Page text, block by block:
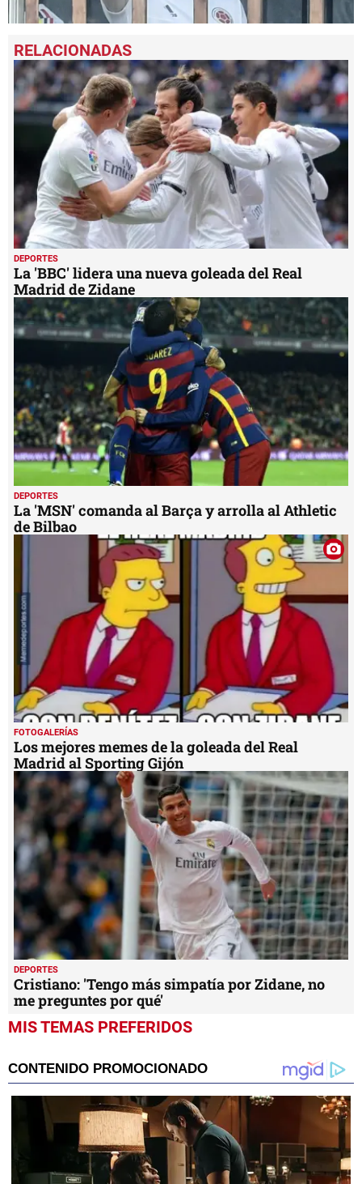
seconds
of
1
minute,
4
seconds
DEPORTES
La 'BBC' lidera una nueva goleada del Real
Madrid de Zidane
DEPORTES
La 'MSN' comanda al Barça y arrolla al Athletic
de Bilbao
FOTOGALERÍAS
Los mejores memes de la goleada del Real
Madrid al Sporting Gijón
DEPORTES
Cristiano: 'Tengo más simpatía por Zidane, no
me preguntes por qué'
MIS TEMAS PREFERIDOS